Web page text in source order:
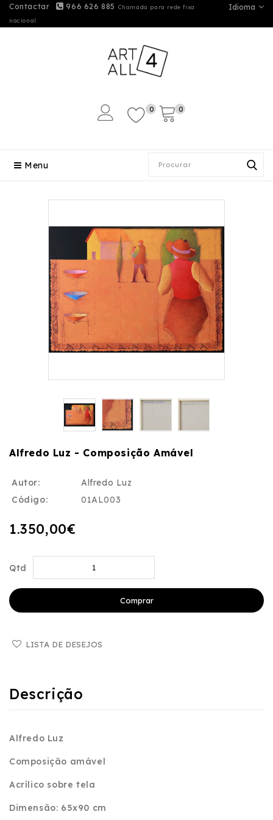
Idioma
Contactar 966 626 885
Chamada para rede fixa
nacional.
0 0
Menu
Alfredo Luz - Composição Amável
Autor:
Alfredo Luz
Código:
01AL003
1.350,00€
Qtd
Comprar
LISTA DE DESEJOS
Descrição
Alfredo Luz
Composição amável
Acrílico sobre tela
Dimensão: 65x90 cm